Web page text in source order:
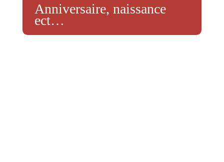
Anniversaire, naissance
ect…